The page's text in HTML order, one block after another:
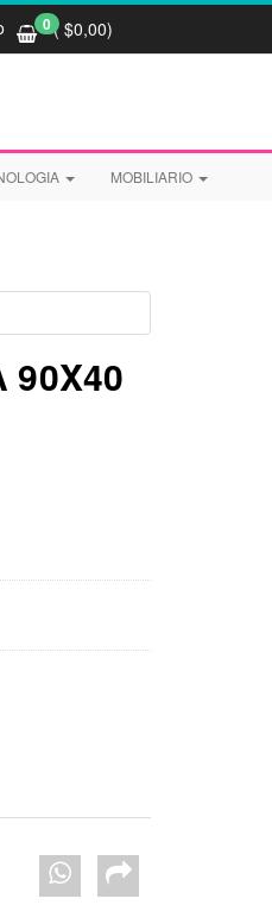
0( $0,00)
MOBILIARIO
90X40